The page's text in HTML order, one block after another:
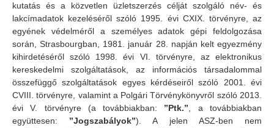
kutatás és a közvetlen üzletszerzés célját szolgáló név- és
lakcímadatok kezeléséről szóló 1995. évi CXIX. törvényre, az
egyének védelméről a személyes adatok gépi feldolgozása
során, Strasbourgban, 1981. január 28. napján kelt egyezmény
kihirdetéséről szóló 1998. évi VI. törvényre, az elektronikus
kereskedelmi szolgáltatások, az információs társadalommal
összefüggő szolgáltatások egyes kérdéseiről szóló 2001. évi
CVIII. törvényre, valamint a Polgári Törvénykönyvről szóló 2013.
évi V. törvényre (a továbbiakban: ”Ptk.” , a továbbiakban
együttesen: ”Jogszabályok”). A jelen ASZ-ben nem